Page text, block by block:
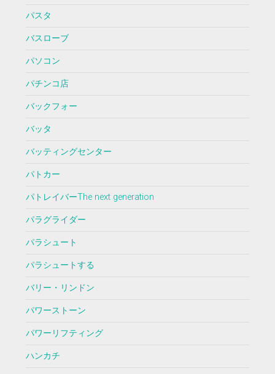
パスタ
バスローブ
パソコン
パチンコ店
バックフォー
バッタ
バッティングセンター
パトカー
パトレイバーThe next generation
パラグライダー
パラシュート
パラシュートする
バリー・リンドン
パワーストーン
パワーリフティング
ハンカチ